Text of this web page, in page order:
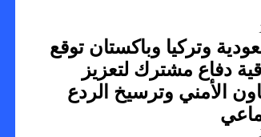
وتركيا وباكستان توقع
دفاع مشترك لتعزيز
الأمني وترسيخ الردع